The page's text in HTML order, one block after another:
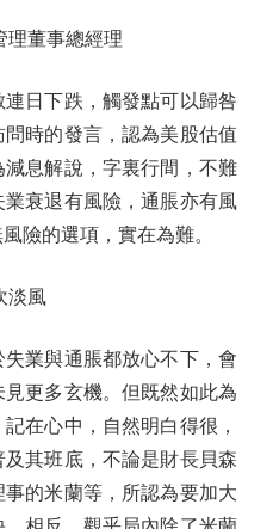
董事總經理
日下跌，觸發點可以歸咎
時的發言，認為美股估值
息解說，字裏行間，不難
衰退有風險，通脹亦有風
險的選項，實在為難。
風
業與通脹都放心不下，會
更多玄機。但既然如此為
在心中，自然明白得很，
其班底，不論是財長貝森
的米蘭等，所認為要加大